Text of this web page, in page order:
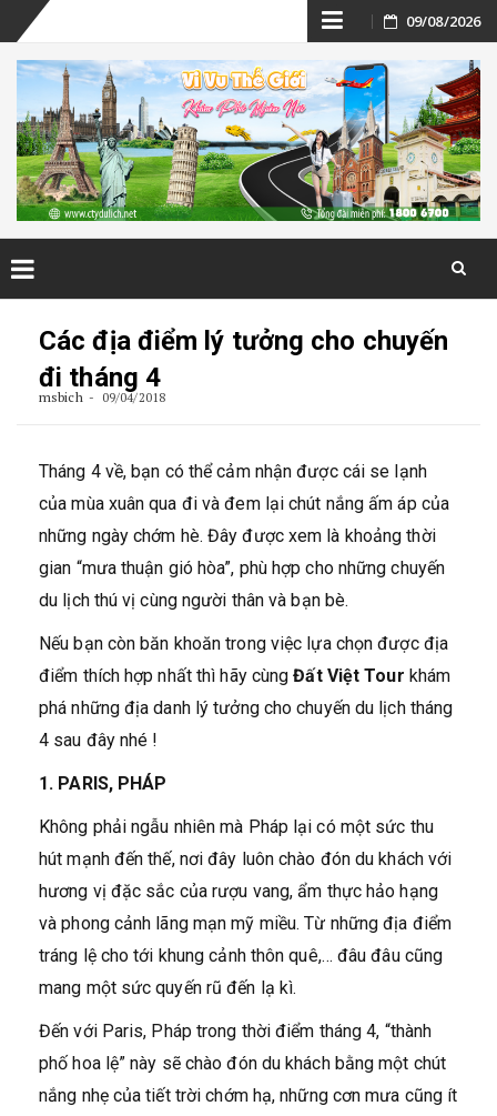
Skip
to
content
09/08/2026
Các địa điểm lý tưởng cho chuyến
đi tháng 4
msbich 09/04/2018
Tháng 4 về, bạn có thể cảm nhận được cái se lạnh
của mùa xuân qua đi và đem lại chút nắng ấm áp của
những ngày chớm hè. Đây được xem là khoảng thời
gian “mưa thuận gió hòa”, phù hợp cho những chuyến
du lịch thú vị cùng người thân và bạn bè.
Nếu bạn còn băn khoăn trong việc lựa chọn được địa
điểm thích hợp nhất thì hãy cùngĐất Việt Tour khám
phá những địa danh lý tưởng cho chuyến du lịch tháng
4 sau đây nhé !
1. PARIS, PHÁP
Không phải ngẫu nhiên mà Pháp lại có một sức thu
hút mạnh đến thế, nơi đây luôn chào đón du khách với
hương vị đặc sắc của rượu vang, ẩm thực hảo hạng
và phong cảnh lãng mạn mỹ miều. Từ những địa điểm
tráng lệ cho tới khung cảnh thôn quê,… đâu đâu cũng
mang một sức quyến rũ đến lạ kì.
Đến với Paris, Pháp trong thời điểm tháng 4, “thành
phố hoa lệ” này sẽ chào đón du khách bằng một chút
nắng nhẹ của tiết trời chớm hạ, những cơn mưa cũng ít